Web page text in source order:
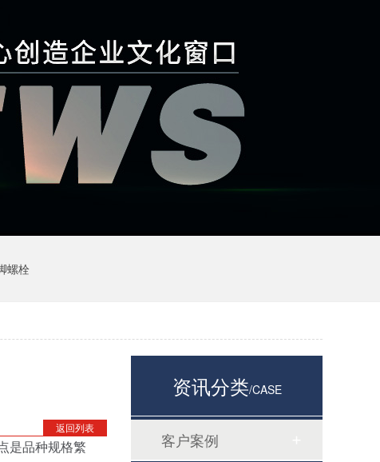
螺栓
返回列表
是品种规格繁
资讯分类/CASE
客户案例